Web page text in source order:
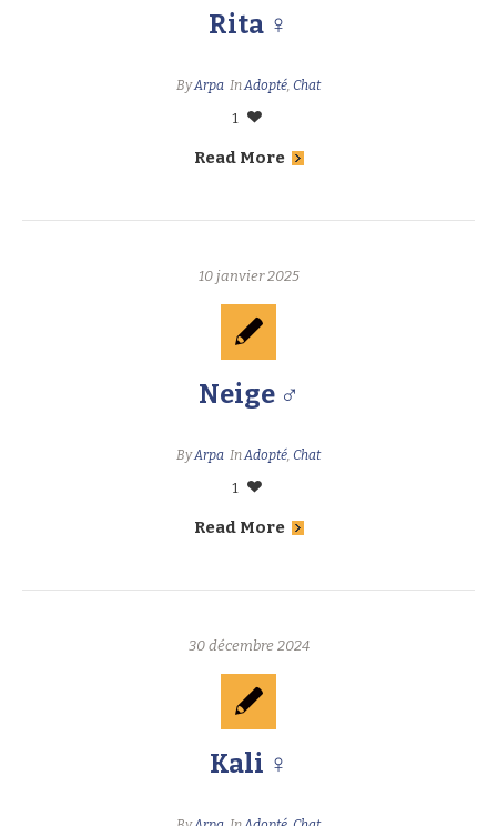
Rita ♀
ByArpa InAdopté, Chat
1
Read More
10 janvier 2025
Neige ♂
ByArpa InAdopté, Chat
1
Read More
30 décembre 2024
Kali ♀